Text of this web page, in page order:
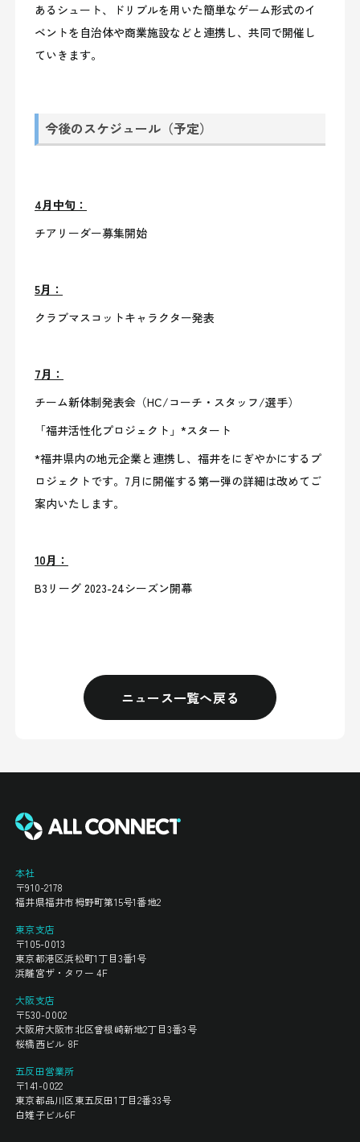
あるシュート、ドリブルを用いた簡単なゲーム形式のイ
ベントを自治体や商業施設などと連携し、共同で開催し
ていきます。
今後のスケジュール（予定）
4月中旬：
チアリーダー募集開始
5月：
クラブマスコットキャラクター発表
7月：
チーム新体制発表会（HC/コーチ・スタッフ/選手）
「福井活性化プロジェクト」*スタート
*福井県内の地元企業と連携し、福井をにぎやかにするプ
ロジェクトです。7月に開催する第一弾の詳細は改めてご
案内いたします。
10月：
B3リーグ 2023-24シーズン開幕
ニュース一覧へ戻る
本社
〒910-2178
福井県福井市栂野町第15号1番地2
東京支店
〒105-0013
東京都港区浜松町1丁目3番1号
浜離宮ザ・タワー 4F
大阪支店
〒530-0002
大阪府大阪市北区曾根崎新地2丁目3番3号
桜橋西ビル 8F
五反田営業所
〒141-0022
東京都品川区東五反田1丁目2番33号
白雉子ビル6F